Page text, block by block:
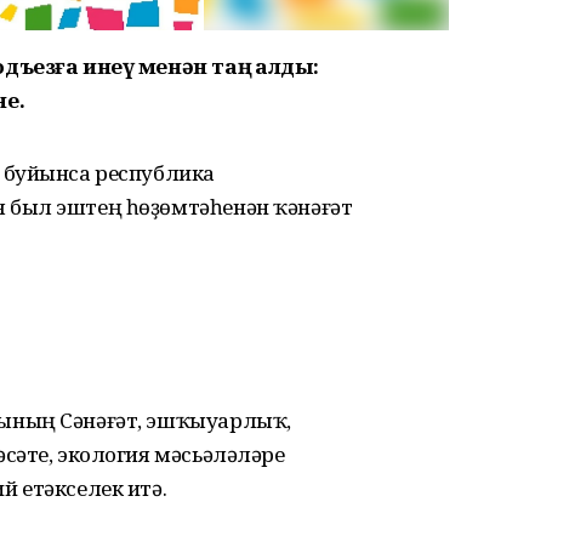
инеү менән таң ҡалды:
республика
эштең һөҙөмтәһенән ҡәнәғәт
Сәнәғәт, эшҡыуарлыҡ,
экология мәсьәләләре
етәкселек итә.